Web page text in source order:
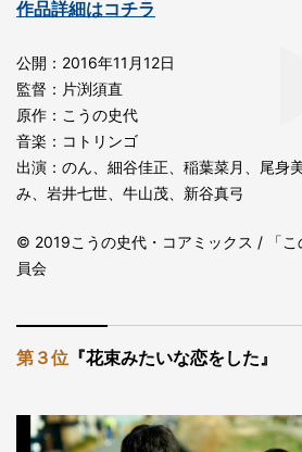
作品詳細はコチラ
公開：2016年11月12日
監督：片渕須直
原作：こうの史代
音楽：コトリンゴ
出演：のん、細谷佳正、稲葉菜月、尾身
み、岩井七世、牛山茂、新谷真弓
© 2019こうの史代・コアミックス / 「こ
員会
第３位 『花束みたいな恋をした』